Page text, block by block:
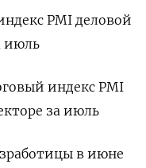
PMI деловой
июль
индекс PMI
за июль
в июне